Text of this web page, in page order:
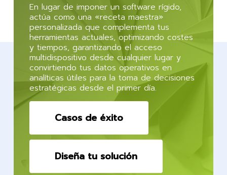
En lugar de imponer un software rígido,
actúa como una «receta maestra»
personalizada que complementa tus
herramientas actuales, optimizando costes
y tiempos, garantizando el acceso
multidispositivo desde cualquier lugar y
convirtiendo tus datos operativos en
analíticas útiles para la toma de decisiones
estratégicas desde el primer día.
Casos de éxito
Diseña tu solución